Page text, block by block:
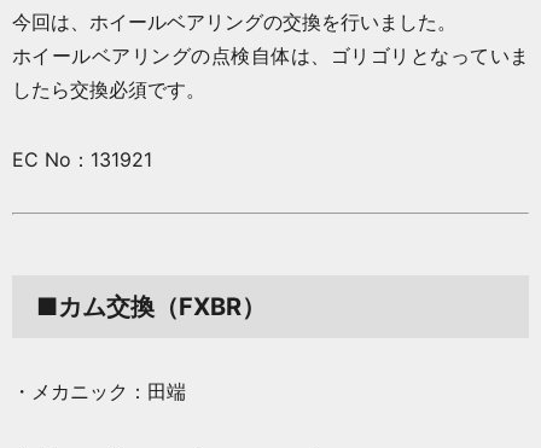
今回は、ホイールベアリングの交換を行いました。
ホイールベアリングの点検自体は、ゴリゴリとなっていま
したら交換必須です。
EC No：131921
■カム交換（FXBR）
・メカニック：田端